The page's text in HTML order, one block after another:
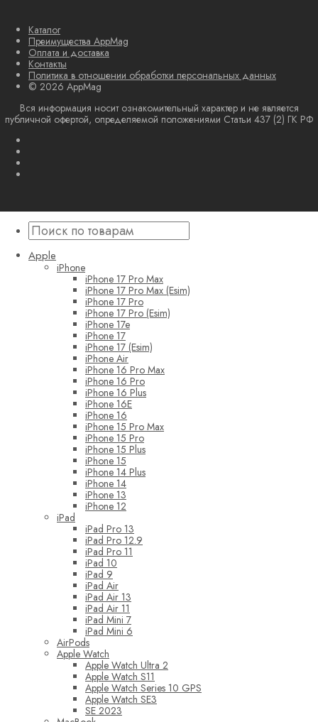
Каталог
Преимущества AppMag
Оплата и доставка
Контакты
Политика в отношении обработки персональных данных
© 2026 AppMag
Вся информация носит ознакомительный характер и не является
публичной офертой, определяемой положениями Статьи 437 (2) ГК РФ
Apple
iPhone
iPhone 17 Pro Max
iPhone 17 Pro Max (Esim)
iPhone 17 Pro
iPhone 17 Pro (Esim)
iPhone 17e
iPhone 17
iPhone 17 (Esim)
iPhone Air
iPhone 16 Pro Max
iPhone 16 Pro
iPhone 16 Plus
iPhone 16E
iPhone 16
iPhone 15 Pro Max
iPhone 15 Pro
iPhone 15 Plus
iPhone 15
iPhone 14 Plus
iPhone 14
iPhone 13
iPhone 12
iPad
iPad Pro 13
iPad Pro 12.9
iPad Pro 11
iPad 10
iPad 9
iPad Air
iPad Air 13
iPad Air 11
iPad Mini 7
iPad Mini 6
AirPods
Apple Watch
Apple Watch Ultra 2
Apple Watch S11
Apple Watch Series 10 GPS
Apple Watch SE3
SE 2023